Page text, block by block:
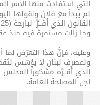
التي استفادت منها الأسر
لم يبدأ مع فلان ونقولها
وما زالت مستمرة فيه منذ
وعليه، فإنَّ هذا التعرّض لما
ولمصرف لبنان لا يؤسّس
الذي أقــرَّه مشكوراً المجلس
أجل المصلحة العامة.